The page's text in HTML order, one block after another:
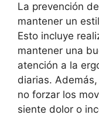
La prevención
mantener un
Esto incluye
mantener una
atención a la
diarias.
no forzar los
siente dolor o